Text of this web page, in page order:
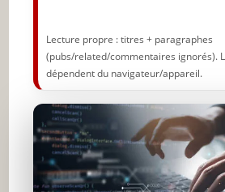
Rédigez et mettez à jour
vitae
Publiez sur Internet une
travaux
Effectuez des recherches
entreprises de technologie
Passez du temps sur les
Lecture propre : titres + paragraphes
(pubs/related/commentaires ignorés).
dépendent du navigateur/appareil.